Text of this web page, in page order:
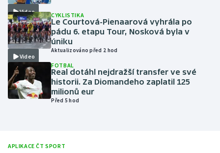
Moderní pětiboj
Motorsport
Olympijské hry
Parasport
Plavání
Ragby
Video
Video
CYKLISTIKA
Le Courtová-Pienaarová vyhrála po
pádu 6. etapu Tour, Nosková byla v
úniku
Aktualizováno před 2 hod
FOTBAL
Real dotáhl nejdražší transfer ve své
historii. Za Diomandeho zaplatil 125
milionů eur
Před 5 hod
APLIKACE ČT SPORT